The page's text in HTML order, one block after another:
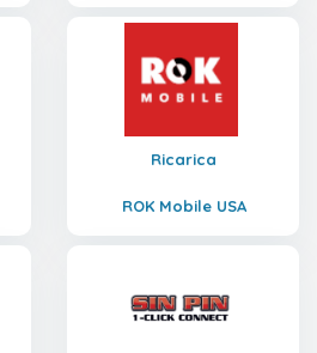
Ricarica
ROK Mobile USA